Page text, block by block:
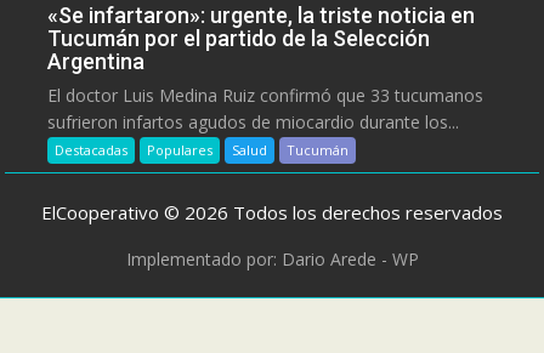
«Se infartaron»: urgente, la triste noticia en
Tucumán por el partido de la Selección
Argentina
El doctor Luis Medina Ruiz confirmó que 33 tucumanos
sufrieron infartos agudos de miocardio durante los...
Destacadas Populares Salud Tucumán
ElCooperativo © 2026 Todos los derechos reservados